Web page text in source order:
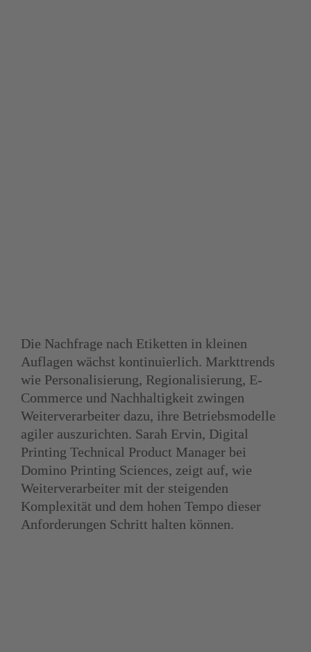
Die Nachfrage nach Etiketten in kleinen
Auflagen wächst kontinuierlich. Markttrends
wie Personalisierung, Regionalisierung, E-
Commerce und Nachhaltigkeit zwingen
Weiterverarbeiter dazu, ihre Betriebsmodelle
agiler auszurichten. Sarah Ervin, Digital
Printing Technical Product Manager bei
Domino Printing Sciences, zeigt auf, wie
Weiterverarbeiter mit der steigenden
Komplexität und dem hohen Tempo dieser
Anforderungen Schritt halten können.